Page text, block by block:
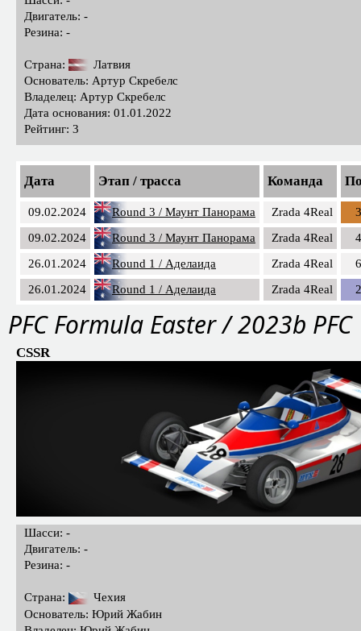
Двигатель: -
Резина: -
Страна:
Латвия
Основатель: Артур Скребелс
Владелец: Артур Скребелс
Дата основания: 01.01.2022
Рейтинг: 3
Дата Этап / трасса Команда
09.02.2024 Round 3 / Маунт Панорама Zrada 4Real
3
09.02.2024
Round 3 / Маунт Панорама Zrada 4Real
4
26.01.2024
Round 1 / Аделаида Zrada 4Real
6
26.01.2024
Round 1 / Аделаида Zrada 4Real 2
PFС Formula Easter / 2023b PFC
CSSR
Шасси: -
Двигатель: -
Резина: -
Страна:
Чехия
Основатель: Юрий Жабин